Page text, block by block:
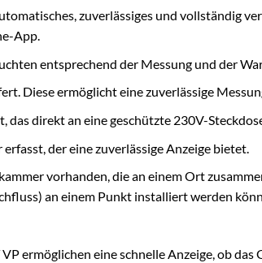
zuverlässiges und vollständig
App.
entsprechend der Messung und der
Diese ermöglicht eine zuverlässige
direkt an eine geschützte 230V-
der eine zuverlässige Anzeige bietet.
vorhanden, die an einem Ort
an einem Punkt installiert werden
ermöglichen eine schnelle Anzeige, ob